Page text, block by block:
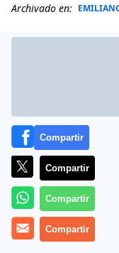
Archivado en:
El alcalde y
Compartir
Compartir
Compartir
Compartir